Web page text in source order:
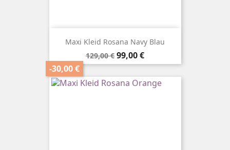
Maxi Kleid Rosana Navy Blau
Verkaufspreis
129,00 €
-30,00 €
Preis
99,00 €